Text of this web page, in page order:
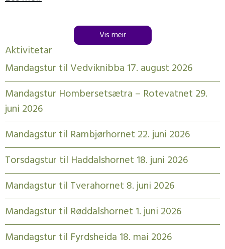
Vis meir
Aktivitetar
Mandagstur til Vedviknibba 17. august 2026
Mandagstur Hombersetsætra – Rotevatnet 29.
juni 2026
Mandagstur til Rambjørhornet 22. juni 2026
Torsdagstur til Haddalshornet 18. juni 2026
Mandagstur til Tverahornet 8. juni 2026
Mandagstur til Røddalshornet 1. juni 2026
Mandagstur til Fyrdsheida 18. mai 2026